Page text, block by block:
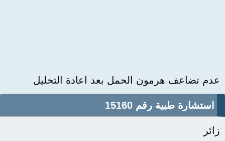
عدم تضاعف هرمون الحمل بعد اعادة التحليل
استشارة طبية رقم 15160
زائر